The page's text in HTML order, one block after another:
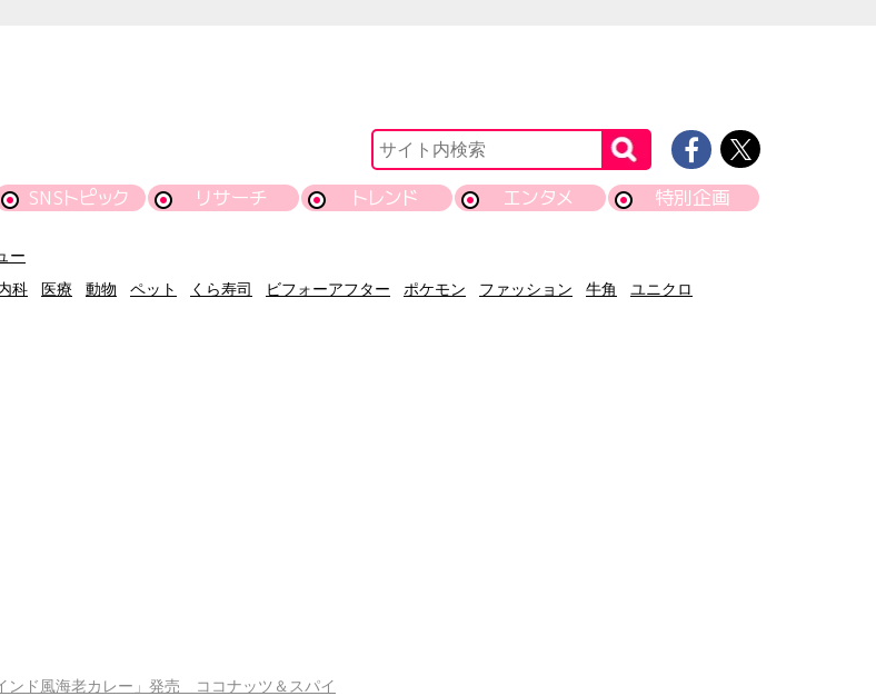
SNSトピック リサーチ トレンド エンタメ 特別企画
ー
科 医療 動物 ペット くら寿司 ビフォーアフター ポケモン ファッション 牛角
ユニクロ
ンド風海老カレー」発売 ココナッツ＆スパイ